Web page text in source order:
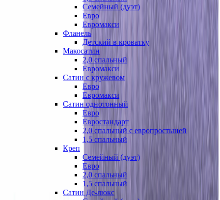
Семейный (дуэт)
Евро
Евромакси
Фланель
Детский в кроватку
Макосатин
2,0 спальный
Евромакси
Сатин с кружевом
Евро
Евромакси
Сатин однотонный
Евро
Евростандарт
2,0 спальный с европростыней
1,5 спальный
Креп
Семейный (дуэт)
Евро
2,0 спальный
1,5 спальный
Сатин Де-люкс